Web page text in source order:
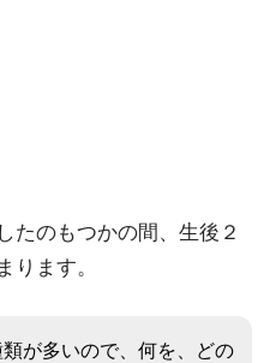
たのもつかの間、生後２
ります。
が多いので、何を、どの